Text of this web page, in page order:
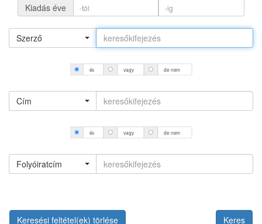
Kiadás éve
Szerző
és vagy de nem
Cím
és vagy de nem
Folyóiratcím
Keresési feltétel(ek) törlése